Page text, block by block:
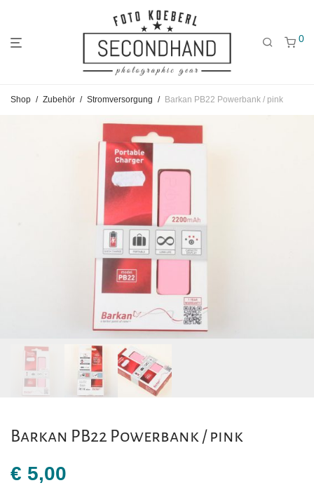
0
Shop / Zubehör / Stromversorgung / Barkan PB22 Powerbank / pink
Barkan PB22 Powerbank / pink
€ 5,00